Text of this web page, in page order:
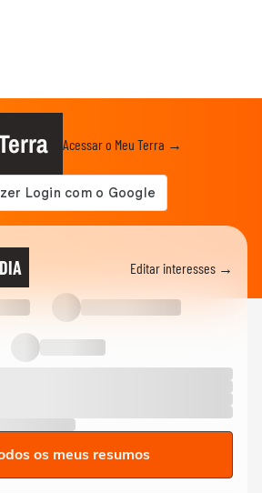
Acessar o Meu Terra →
Editar interesses →
os meus resumos